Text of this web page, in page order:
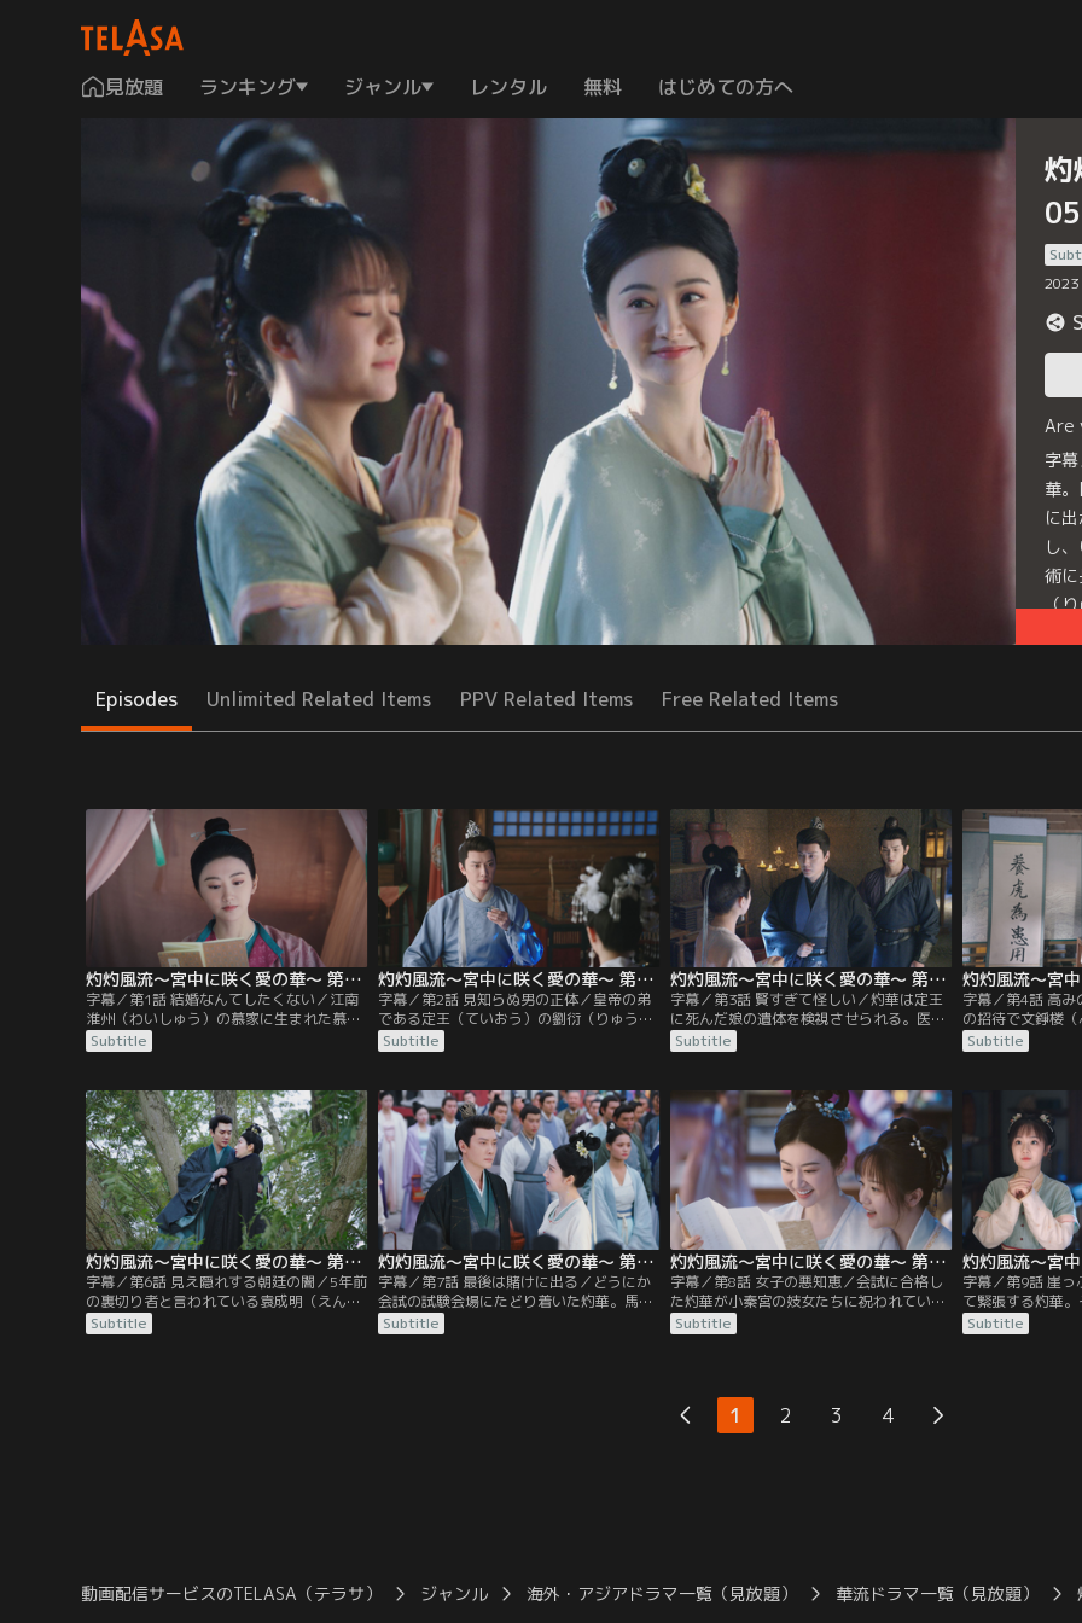
見放題 ランキング ジャンル レンタル 無料 はじめての方へ
灼
2023
Are
字
華
に
し
術
（
Episodes Unlimited Related Items PPV Related Items Free Related Items
灼灼風流～宮中に咲く愛の華～ 第01話／字幕
字幕／第1話 結婚なんてしたくない／江南
淮州（わいしゅう）の慕家に生まれた慕キ
（ぼき）。早世した母の言いつけを守って
勉学に励んでいたが、父親が新たな側室を
とこっそり家出する。慕キは県令の側室に
なることが決まっており、その結婚から逃
れるために家を出たのだ。しかも、慕キは
慕灼華（ぼしゃくか）という偽名で…。
Subtitle
灼灼風流～宮中に咲く愛の華～ 第02話／字幕
字幕／第2話 見知らぬ男の正体／皇帝の弟
である定王（ていおう）の劉衍（りゅうえ
ん）は5年前、配下の裏切りによって3万の
軍を全滅させていた。真相を探る定王は小
に寝返った副将の娘から話を聞き出そうと
する。しかし、敵に襲われて毒に侵された
定王は薄暗い部屋で倒れ込む。そこへ偶
然、灼華がやってくる。
Subtitle
灼灼風流～宮中に咲く愛の華～ 第03話／字幕
字幕／第3話 賢すぎて怪しい／灼華は定王
に死んだ娘の遺体を検視させられる。医術
に秀でた灼華はすぐ死因である薬の成分を
言い当て、犯人が定王を狙っていたことま
調べさせ、偽名であることや問題を抱えて
いることを知る。そんな中、灼華は寿寧
（じゅねい）節に街へ繰り出し、そこで皇
帝の娘である柔嘉（じゅうか）公主と出会
う。
Subtitle
字幕／第4話 高
の招待で文錚楼
へ。そこで灼華
（しんきょうこ
誰もが称賛した
せずに高みの見
が聞いていると
鴻について言い
王は…。
Subtitle
灼灼風流～宮中に咲く愛の華～ 第06話／字幕
字幕／第6話 見え隠れする朝廷の闇／5年前
の裏切り者と言われている袁成明（えんせ
いめい）の遺体を検視している時、灼華と
定王は敵の襲撃に遭う。2人は木の上に身
Subtitle
灼灼風流～宮中に咲く愛の華～ 第07話／字幕
字幕／第7話 最後は賭けに出る／どうにか
会試の試験会場にたどり着いた灼華。馬で
送ってくれた定王にお礼をしようと考え、
精力強壮剤を安く処方すると伝える。する
Subtitle
灼灼風流～宮中に咲く愛の華～ 第08話／字幕
字幕／第8話 女子の悪知恵／会試に合格し
た灼華が小秦宮の妓女たちに祝われている
ところへ、柔嘉公主の侍女が詩会の招待状
を持ってやってくる。翌日、詩会には会試
だ1人会試に合格した灼華のことに。男た
ちが陰口をたたいているところへ、灼華が
物怖じせずに堂々と登場する。
Subtitle
字幕／第9話 崖
て緊張する灼華
母の位牌の前に
り戻した灼華は
Subtitle
1 2 3 4
動画配信サービスのTELASA（テラサ） ジャンル 海外・アジアドラマ一覧（見放題） 華流ドラマ一覧（見放題）